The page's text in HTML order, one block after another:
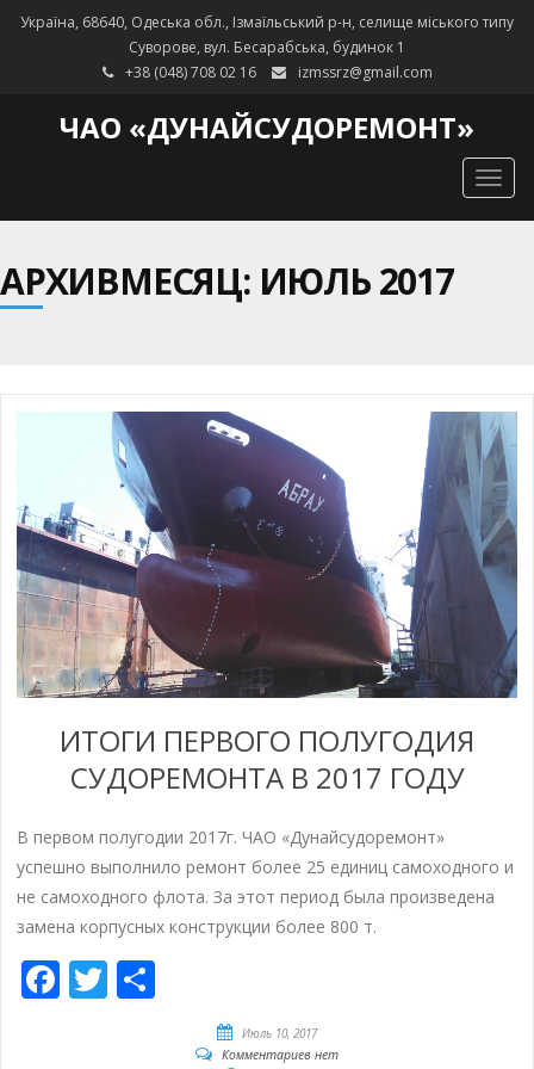
Україна, 68640, Одеська обл., Ізмаїльський р-н, селище міського типу
Суворове, вул. Бесарабська, будинок 1
+38 (048) 708 02 16
izmssrz@gmail.com
ЧАО «ДУНАЙСУДОРЕМОНТ»
АРХИВМЕСЯЦ: ИЮЛЬ 2017
ИТОГИ ПЕРВОГО ПОЛУГОДИЯ
СУДОРЕМОНТА В 2017 ГОДУ
В первом полугодии 2017г. ЧАО «Дунайсудоремонт»
успешно выполнило ремонт более 25 единиц самоходного и
не самоходного флота. За этот период была произведена
замена корпусных конструкции более 800 т.
Facebook
Twitter
Июль 10, 2017
Комментариев нет